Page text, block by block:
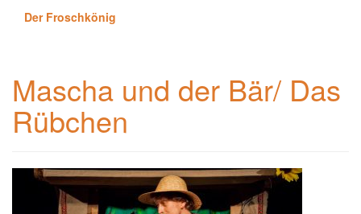
Der Froschkönig
Mascha und der Bär/ Das
Rübchen